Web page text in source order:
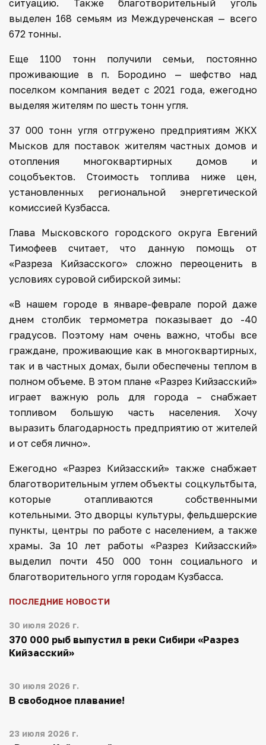
ситуацию. Также благотворительный уголь
выделен 168 семьям из Междуреченская — всего
672 тонны.
Еще 1100 тонн получили семьи, постоянно
проживающие в п. Бородино — шефство над
поселком компания ведет с 2021 года, ежегодно
выделяя жителям по шесть тонн угля.
37 000 тонн угля отгружено предприятиям ЖКХ
Мысков для поставок жителям частных домов и
отопления многоквартирных домов и
соцобъектов. Стоимость топлива ниже цен,
установленных региональной энергетической
комиссией Кузбасса.
Глава Мысковского городского округа Евгений
Тимофеев считает, что данную помощь от
«Разреза Кийзасского» сложно переоценить в
условиях суровой сибирской зимы:
«В нашем городе в январе-феврале порой даже
днем столбик термометра показывает до -40
градусов. Поэтому нам очень важно, чтобы все
граждане, проживающие как в многоквартирных,
так и в частных домах, были обеспечены теплом в
полном объеме. В этом плане «Разрез Кийзасский»
играет важную роль для города – снабжает
топливом большую часть населения. Хочу
выразить благодарность предприятию от жителей
и от себя лично».
Ежегодно «Разрез Кийзасский» также снабжает
благотворительным углем объекты соцкультбыта,
которые отапливаются собственными
котельными. Это дворцы культуры, фельдшерские
пункты, центры по работе с населением, а также
храмы. За 10 лет работы «Разрез Кийзасский»
выделил почти 450 000 тонн социального и
благотворительного угля городам Кузбасса.
ПОСЛЕДНИЕ НОВОСТИ
30 июля 2026 г.
370 000 рыб выпустил в реки Сибири «Разрез
Кийзасский»
30 июля 2026 г.
В свободное плавание!
23 июля 2026 г.